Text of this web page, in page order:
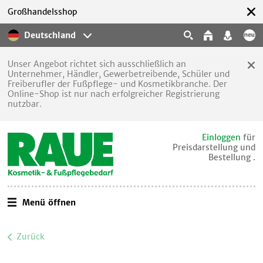
Deutschland
Großhandelsshop
Unser Angebot richtet sich ausschließlich an
Unternehmer, Händler, Gewerbetreibende, Schüler und
Freiberufler der Fußpflege- und Kosmetikbranche. Der
Online-Shop ist nur nach erfolgreicher Registrierung
nutzbar.
Einloggen für
Preisdarstellung und
Bestellung .
Menü öffnen
Zurück